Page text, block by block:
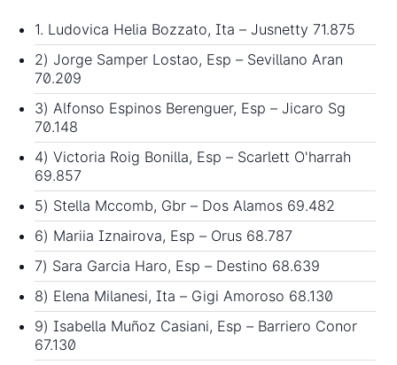
1. Ludovica Helia Bozzato, Ita – Jusnetty 71.875
2) Jorge Samper Lostao, Esp – Sevillano Aran
70.209
3) Alfonso Espinos Berenguer, Esp – Jicaro Sg
70.148
4) Victoria Roig Bonilla, Esp – Scarlett O'harrah
69.857
5) Stella Mccomb, Gbr – Dos Alamos 69.482
6) Mariia Iznairova, Esp – Orus 68.787
7) Sara Garcia Haro, Esp – Destino 68.639
8) Elena Milanesi, Ita – Gigi Amoroso 68.130
9) Isabella Muñoz Casiani, Esp – Barriero Conor
67.130